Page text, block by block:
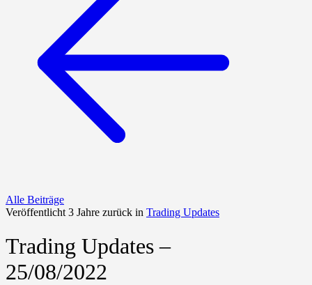
Alle Beiträge
Veröffentlicht 3 Jahre zurück in Trading Updates
Trading Updates –
25/08/2022